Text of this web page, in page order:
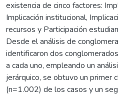
existencia de cinco factores:
Implicación institucional,
recursos y Participación
Desde el análisis de
identificaron dos
a cada uno, empleando un
jerárquico, se obtuvo un primer
(n=1.002) de los casos y un